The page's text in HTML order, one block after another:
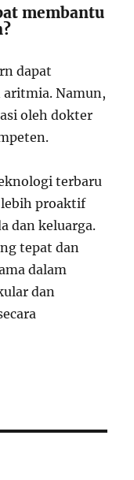
membantu
dapat
Namun,
oleh dokter
terbaru
lebih proaktif
dan keluarga.
tepat dan
dalam
dan